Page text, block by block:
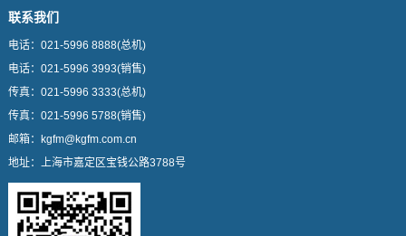
联系我们
电话： 021-5996 8888(总机)
电话： 021-5996 3993(销售)
传真： 021-5996 3333(总机)
传真： 021-5996 5788(销售)
邮箱：
kgfm@kgfm.com.cn
地址： 上海市嘉定区宝钱公路3788号